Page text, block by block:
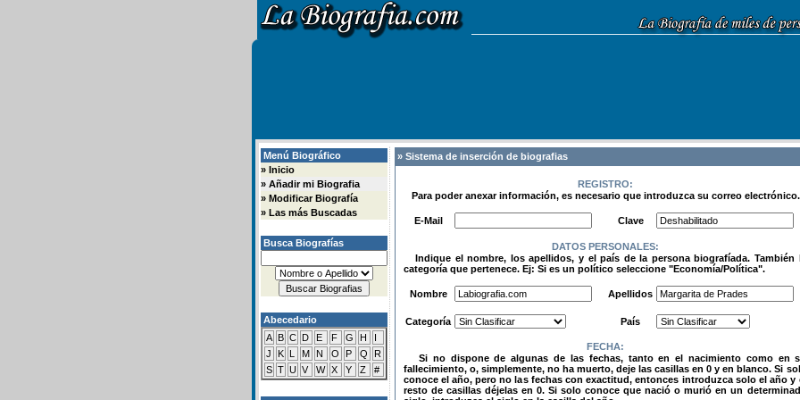
Menú Biográfico
» Inicio
» Añadir mi Biografia
» Modificar Biografía
» Las más Buscadas
Busca Biografías
Abecedario
A B C D E F G H
I
J
K L M N O P Q
R
S T U V W X Y Z #
» Sistema de inserción de biografias
REGISTRO:
Para poder anexar información, es necesario que introduzca su correo electrónico.
E-Mail
Clave
DATOS PERSONALES:
Indique el nombre, los apellidos, y el país de la persona biografíada. También
categoría que pertenece. Ej: Si es un político seleccione "Economía/Política".
Nombre
Apellidos
Categoría País
FECHA:
Si no dispone de algunas de las fechas, tanto en el nacimiento como en
fallecimiento, o, simplemente, no ha muerto, deje las casillas en 0 y en blanco. Si
conoce el año, pero no las fechas con exactitud, entonces introduzca solo el año y
resto de casillas déjelas en 0. Si solo conoce que nació o murió en un